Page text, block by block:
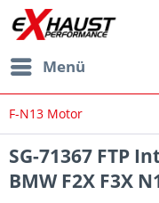
Menü
F-N13 Motor
SG-71367 FTP
BMW F2X F3X